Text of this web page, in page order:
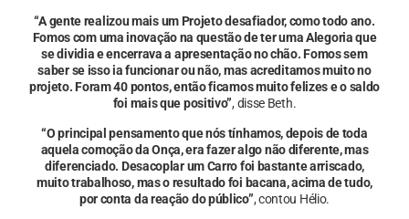
“A gente realizou mais um Projeto desafiador, como todo ano.
Fomos com uma inovação na questão de ter uma Alegoria que
se dividia e encerrava a apresentação no chão. Fomos sem
saber se isso ia funcionar ou não, mas acreditamos muito no
projeto. Foram 40 pontos, então ficamos muito felizes e o saldo
foi mais que positivo”, disse Beth.
“O principal pensamento que nós tínhamos, depois de toda
aquela comoção da Onça, era fazer algo não diferente, mas
diferenciado. Desacoplar um Carro foi bastante arriscado,
muito trabalhoso, mas o resultado foi bacana, acima de tudo,
por conta da reação do público”, contou Hélio.